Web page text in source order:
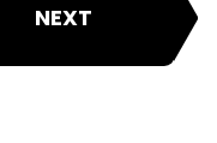
NEXT